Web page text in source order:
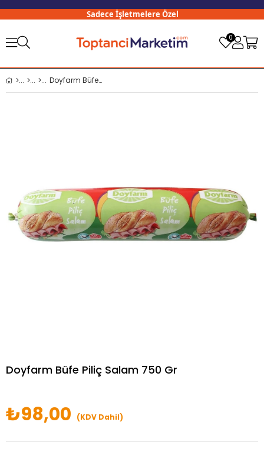
Sadece İşletmelere Özel
0
Doyfarm Büfe Piliç Salam 750 Gr
Doyfarm Büfe Piliç Salam 750 Gr
₺98,00 (KDV Dahil)